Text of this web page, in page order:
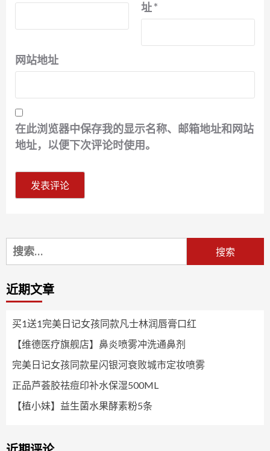
址*
网站地址
在此浏览器中保存我的显示名称、邮箱地址和网站
地址，以便下次评论时使用。
搜
索：
近期文章
买1送1完美日记女孩同款凡士林润唇膏口红
【维德医疗旗舰店】鼻炎喷雾冲洗通鼻剂
完美日记女孩同款星闪银河衰败城市定妆喷雾
正品芦荟胶祛痘印补水保湿500ML
【植小妹】益生菌水果酵素粉5条